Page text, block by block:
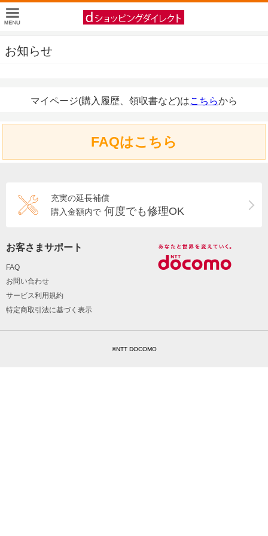
お知らせ
マイページ(購入履歴、領収書など)はこちらから
FAQはこちら
充実の延長補償
購入金額内で 何度でも修理OK
お客さまサポート
FAQ
お問い合わせ
サービス利用規約
特定商取引法に基づく表示
©NTT DOCOMO